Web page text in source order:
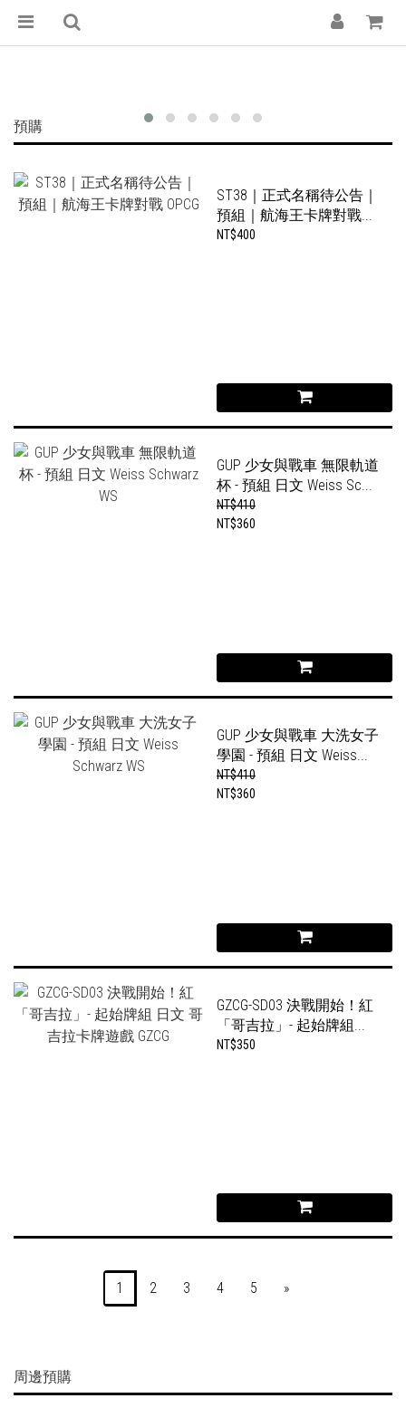
預購
ST38｜正式名稱待公告｜
預組｜航海王卡牌對戰...
NT$400
GUP 少女與戰車 無限軌道
杯 - 預組 日文 Weiss Sc...
NT$410
NT$360
GUP 少女與戰車 大洗女子
學園 - 預組 日文 Weiss...
NT$410
NT$360
GZCG-SD03 決戰開始！紅
「哥吉拉」- 起始牌組...
NT$350
1 2 3 4 5 »
周邊預購